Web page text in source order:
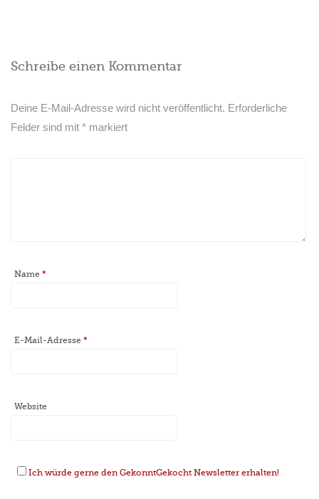
Schreibe einen Kommentar
Deine E-Mail-Adresse wird nicht veröffentlicht. Erforderliche
Felder sind mit* markiert
Name*
E-Mail-Adresse*
Website
Ich würde gerne den GekonntGekocht Newsletter erhalten!